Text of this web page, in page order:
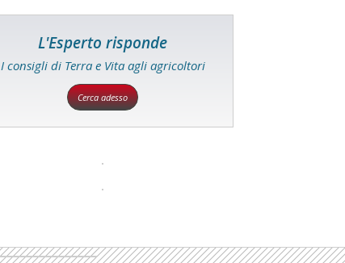
L'Esperto risponde
I consigli di Terra e Vita agli agricoltori
Cerca adesso